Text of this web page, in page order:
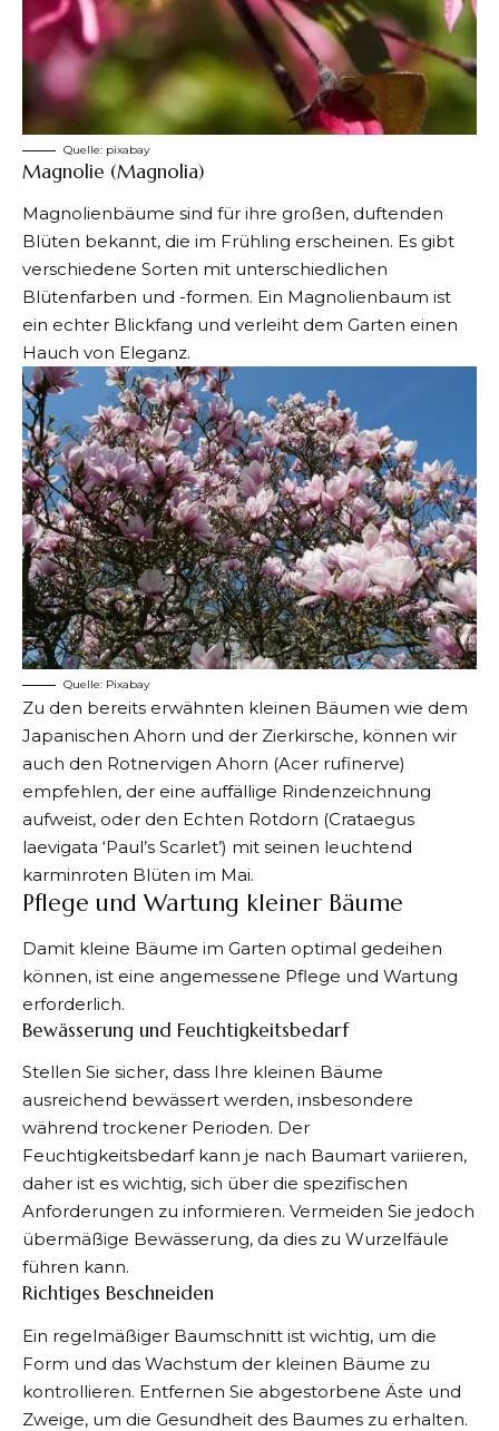
Quelle: pixabay
Magnolie (Magnolia)
Magnolienbäume sind für ihre großen, duftenden
Blüten bekannt, die im Frühling erscheinen. Es gibt
verschiedene Sorten mit unterschiedlichen
Blütenfarben und -formen. Ein Magnolienbaum ist
ein echter Blickfang und verleiht dem Garten einen
Hauch von Eleganz.
Quelle: Pixabay
Zu den bereits erwähnten kleinen Bäumen wie dem
Japanischen Ahorn und der Zierkirsche, können wir
auch den Rotnervigen Ahorn (Acer rufinerve)
empfehlen, der eine auffällige Rindenzeichnung
aufweist, oder den Echten Rotdorn (Crataegus
laevigata ‘Paul’s Scarlet’) mit seinen leuchtend
karminroten Blüten im Mai.
Pflege und Wartung kleiner Bäume
Damit kleine Bäume im Garten optimal gedeihen
können, ist eine angemessene Pflege und Wartung
erforderlich.
Bewässerung und Feuchtigkeitsbedarf
Stellen Sie sicher, dass Ihre kleinen Bäume
ausreichend bewässert werden, insbesondere
während trockener Perioden. Der
Feuchtigkeitsbedarf kann je nach Baumart variieren,
daher ist es wichtig, sich über die spezifischen
Anforderungen zu informieren. Vermeiden Sie jedoch
übermäßige Bewässerung, da dies zu Wurzelfäule
führen kann.
Richtiges Beschneiden
Ein regelmäßiger Baumschnitt ist wichtig, um die
Form und das Wachstum der kleinen Bäume zu
kontrollieren. Entfernen Sie abgestorbene Äste und
Zweige, um die Gesundheit des Baumes zu erhalten.